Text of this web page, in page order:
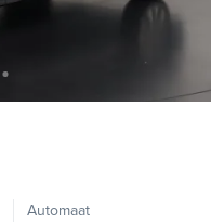
Automaat